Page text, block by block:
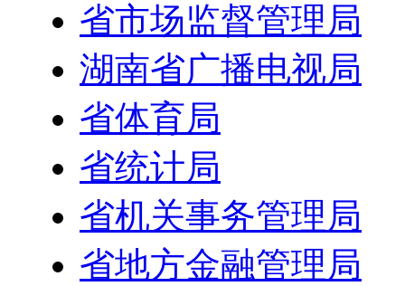
省市场监督管理局
湖南省广播电视局
省体育局
省统计局
省机关事务管理局
省地方金融管理局